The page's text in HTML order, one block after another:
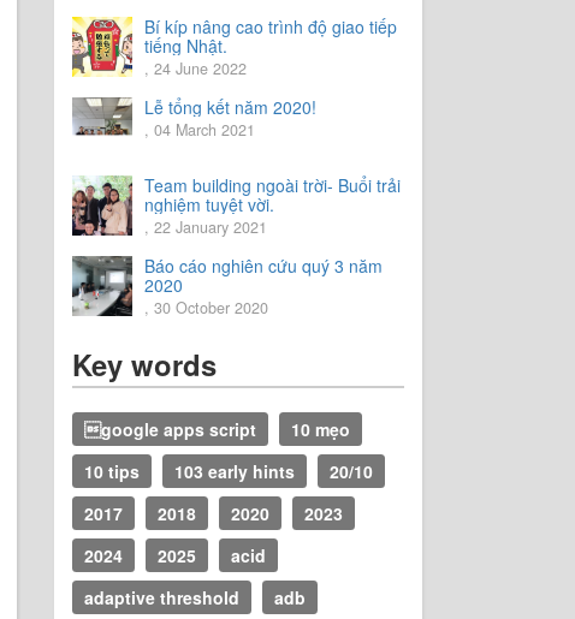
Bí kíp nâng cao trình độ giao tiếp
tiếng Nhật.
, 24 June 2022
Lễ tổng kết năm 2020!
, 04 March 2021
Team building ngoài trời- Buổi trải
nghiệm tuyệt vời.
, 22 January 2021
Báo cáo nghiên cứu quý 3 năm
2020
, 30 October 2020
Key words
google apps script
10 mẹo
10 tips
103 early hints
20/10
2017
2018 2020
2023
2024
2025
acid
adaptive threshold
adb